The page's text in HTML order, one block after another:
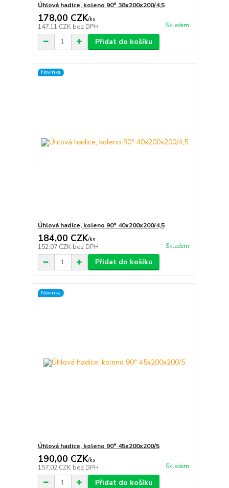
Úhlová hadice, koleno 90° 38x200x200/4,5
178,00 CZK/ks
147,11 CZK bez DPH Skladem
Přidat do košíku
Novinka
Úhlová hadice, koleno 90° 40x200x200/4,5
184,00 CZK/ks
152,07 CZK bez DPH Skladem
Přidat do košíku
Novinka
Úhlová hadice, koleno 90° 45x200x200/5
190,00 CZK/ks
157,02 CZK bez DPH Skladem
Přidat do košíku